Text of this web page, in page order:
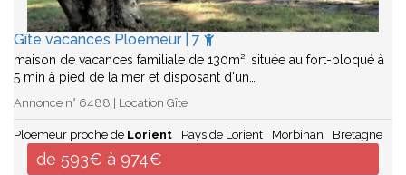
Gîte vacances Ploemeur | 7
maison de vacances familiale de 130m², située au fort-bloqué à
5 min à pied de la mer et disposant d'un…
Annonce n° 6488 | Location Gîte
Ploemeur proche de Lorient Pays de Lorient Morbihan Bretagne
de 593€ à 974€